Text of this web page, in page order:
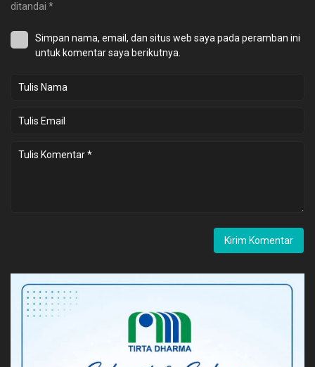
ditandai *
Simpan nama, email, dan situs web saya pada peramban ini
untuk komentar saya berikutnya.